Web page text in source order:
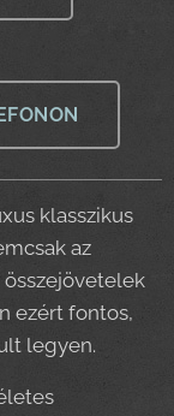
klasszikus
az
összejövetelek
ezért fontos,
legyen.